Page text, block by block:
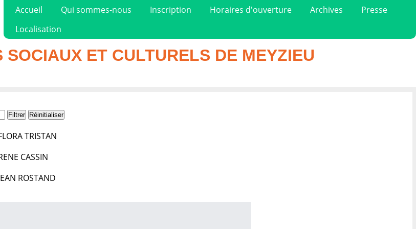
SOCIAUX ET CULTURELS DE MEYZIEU
Accueil Qui sommes-nous Inscription Horaires d'ouverture Archives
Presse
Localisation
Filtrer Réinitialiser
TRISTAN
CASSIN
ROSTAND